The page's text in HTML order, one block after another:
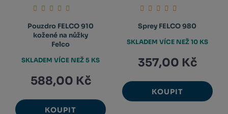
Pouzdro FELCO 910
kožené na nůžky
Felco
588,00 Kč
KOUPIT
SKLADEM VÍCE NEŽ 5 KS
Sprey FELCO 980
357,00 Kč
KOUPIT
SKLADEM VÍCE NEŽ 10 KS